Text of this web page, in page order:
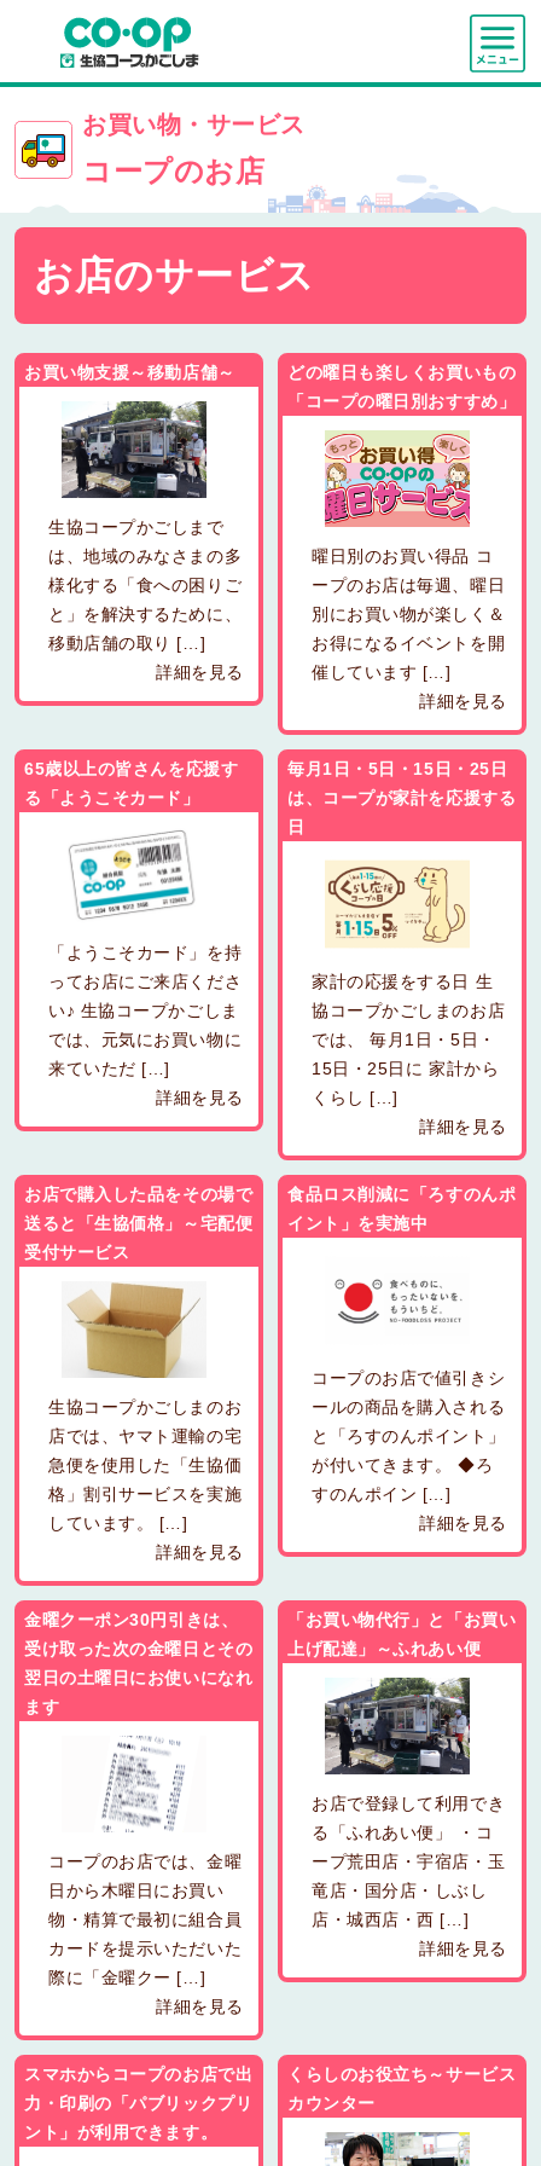
お買い物・サービス
コープのお店
お店のサービス
お買い物支援～移動店舗～
生協コープかごしまで
は、地域のみなさまの多
様化する「食への困りご
と」を解決するために、
移動店舗の取り […]
詳細を見る
どの曜日も楽しくお買いもの
「コープの曜日別おすすめ」
曜日別のお買い得品 コ
ープのお店は毎週、曜日
別にお買い物が楽しく＆
お得になるイベントを開
催しています […]
詳細を見る
65歳以上の皆さんを応援す
る「ようこそカード」
「ようこそカード」を持
ってお店にご来店くださ
い♪ 生協コープかごしま
では、元気にお買い物に
来ていただ […]
詳細を見る
毎月1日・5日・15日・25日
は、コープが家計を応援する
日
家計の応援をする日 生
協コープかごしまのお店
では、 毎月1日・5日・
15日・25日に 家計から
くらし […]
詳細を見る
お店で購入した品をその場で
送ると「生協価格」～宅配便
受付サービス
生協コープかごしまのお
店では、ヤマト運輸の宅
急便を使用した「生協価
格」割引サービスを実施
しています。 […]
詳細を見る
食品ロス削減に「ろすのんポ
イント」を実施中
コープのお店で値引きシ
ールの商品を購入される
と「ろすのんポイント」
が付いてきます。 ◆ろ
すのんポイン […]
詳細を見る
金曜クーポン30円引きは、
受け取った次の金曜日とその
翌日の土曜日にお使いになれ
ます
コープのお店では、金曜
日から木曜日にお買い
物・精算で最初に組合員
カードを提示いただいた
際に「金曜クー […]
詳細を見る
「お買い物代行」と「お買い
上げ配達」～ふれあい便
お店で登録して利用でき
る「ふれあい便」 ・コ
ープ荒田店・宇宿店・玉
竜店・国分店・しぶし
店・城西店・西 […]
詳細を見る
スマホからコープのお店で出
力・印刷の「パブリックプリ
ント」が利用できます。
くらしのお役立ち～サービス
カウンター